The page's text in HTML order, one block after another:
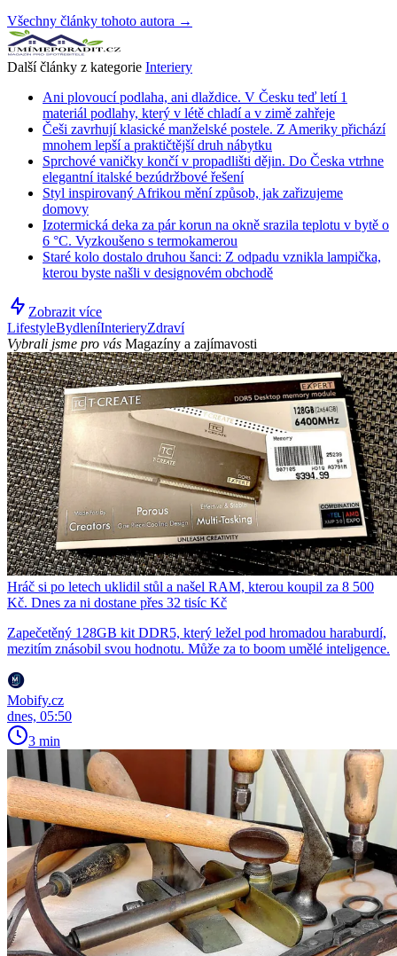
Všechny články tohoto autora →
Další články z kategorie Interiery
Ani plovoucí podlaha, ani dlaždice. V Česku teď letí 1
materiál podlahy, který v létě chladí a v zimě zahřeje
Češi zavrhují klasické manželské postele. Z Ameriky přichází
mnohem lepší a praktičtější druh nábytku
Sprchové vaničky končí v propadlišti dějin. Do Česka vtrhne
elegantní italské bezúdržbové řešení
Styl inspirovaný Afrikou mění způsob, jak zařizujeme
domovy
Izotermická deka za pár korun na okně srazila teplotu v bytě o
6 °C. Vyzkoušeno s termokamerou
Staré kolo dostalo druhou šanci: Z odpadu vznikla lampička,
kterou byste našli v designovém obchodě
Zobrazit více
LifestyleBydleníInterieryZdraví
Vybrali jsme pro vás Magazíny a zajímavosti
Hráč si po letech uklidil stůl a našel RAM, kterou koupil za 8 500
Kč. Dnes za ni dostane přes 32 tisíc Kč
Zapečetěný 128GB kit DDR5, který ležel pod hromadou haraburdí,
mezitím znásobil svou hodnotu. Může za to boom umělé inteligence.
Mobify.cz
dnes, 05:50
3 min